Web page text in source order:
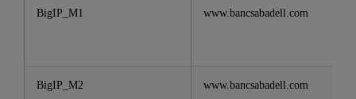
BigIP_M1 www.bancsabadell.com
BigIP_M2 www.bancsabadell.com